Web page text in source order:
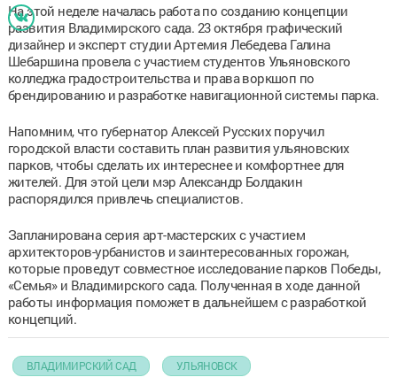
На этой неделе началась работа по созданию концепции
развития Владимирского сада. 23 октября графический
дизайнер и эксперт студии Артемия Лебедева Галина
Шебаршина провела с участием студентов Ульяновского
колледжа градостроительства и права воркшоп по
брендированию и разработке навигационной системы парка.
Напомним, что губернатор Алексей Русских поручил
городской власти составить план развития ульяновских
парков, чтобы сделать их интереснее и комфортнее для
жителей. Для этой цели мэр Александр Болдакин
распорядился привлечь специалистов.
Запланирована серия арт-мастерских с участием
архитекторов-урбанистов и заинтересованных горожан,
которые проведут совместное исследование парков Победы,
«Семья» и Владимирского сада. Полученная в ходе данной
работы информация поможет в дальнейшем с разработкой
концепций.
ВЛАДИМИРСКИЙ САД УЛЬЯНОВСК